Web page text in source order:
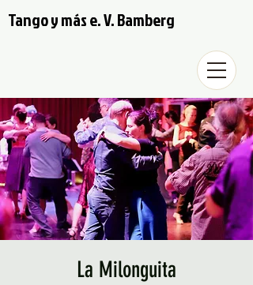
Tango y más e. V. Bamberg
La Milonguita